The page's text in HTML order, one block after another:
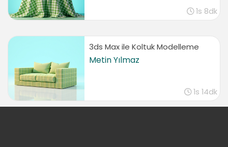
1s 8dk
3ds Max ile Koltuk Modelleme
Metin Yılmaz
1s 14dk